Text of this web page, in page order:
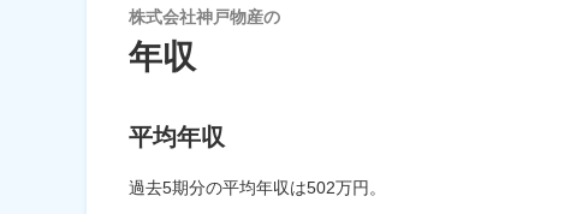
株式会社神戸物産の
年収
平均年収
過去5期分の平均年収は502万円。